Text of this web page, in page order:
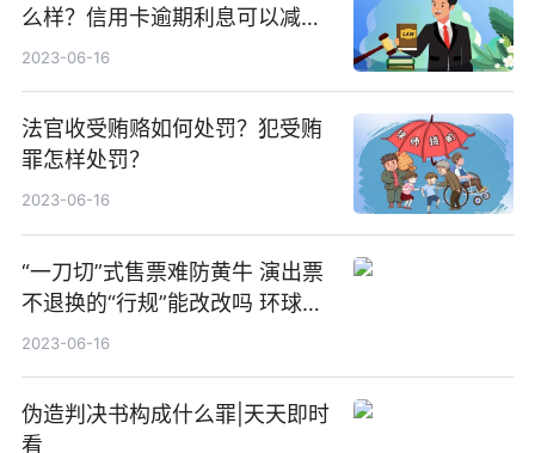
么样？信用卡逾期利息可以减免
吗？
2023-06-16
法官收受贿赂如何处罚？犯受贿
罪怎样处罚？
2023-06-16
“一刀切”式售票难防黄牛 演出票
不退换的“行规”能改改吗 环球观
察
2023-06-16
伪造判决书构成什么罪|天天即时
看